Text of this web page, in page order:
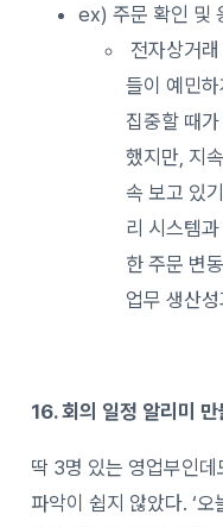
ex) 주문 확인 및
전자상거
들이 예민
집중할 때
했지만, 지
속 보고 있
리 시스템
한 주문 변
업무 생산
16. 회의 일정 알리미 만
딱 3명 있는 영업부인데
파악이 쉽지 않았다. ‘오